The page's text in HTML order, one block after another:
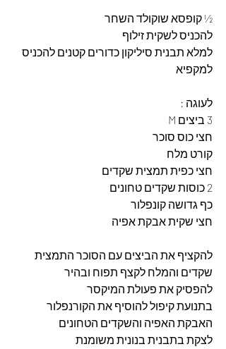
½ קופסא שוקולד השחר
להכניס לשקית זילוף
למלא תבנית סיליקון כדורים קטנים להכניס
למקפיא
לעוגה :
3 ביצים M
חצי כוס סוכר
קורט מלח
חצי כפית תמצית שקדים
2 כוסות שקדים טחונים
כף גדושה קונפלור
חצי שקית אבקת אפיה
להקציף את הביצים עם הסוכר התמצית
שקדים והמלח לקצף תפוח ובהיר
להפסיק את פעולת המיקסר
בתנועת קיפול להוסיף את הקורנפלור
האבקת האפיה והשקדים הטחונים
לצקת בתבנית בנונית משומנת